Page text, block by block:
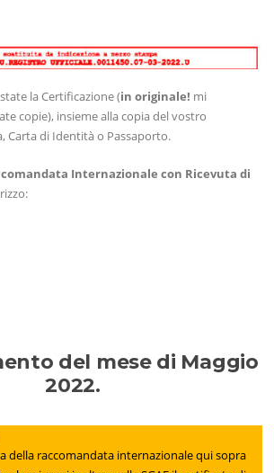
la Certificazione (in originale! mi
copie), insieme alla copia del vostro
Carta di Identità o Passaporto.
Internazionale con Ricevuta di
del mese di Maggio
2022.
della raccomandata internazionale qui sopra